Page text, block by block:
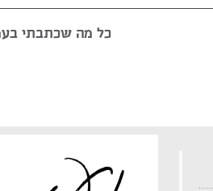
כל מה שכתבתי